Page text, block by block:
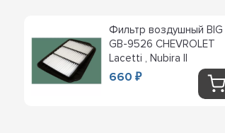
Фильтр воздушный BIG
GB-9526 CHEVROLET
Lacetti , Nubira II
660₽